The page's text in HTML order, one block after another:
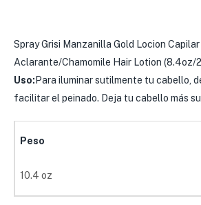
Spray Grisi Manzanilla Gold Locion Capilar
Aclarante/Chamomile Hair Lotion (8.4oz/
Uso: Para iluminar sutilmente tu cabello,
facilitar el peinado. Deja tu cabello más
Peso
10.4 oz